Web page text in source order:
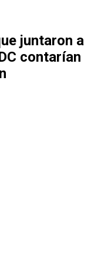
juntaron a
contarían